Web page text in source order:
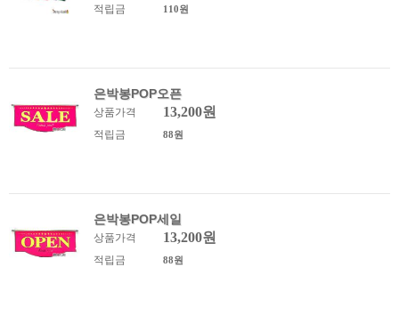
적립금 110원
은박봉POP오픈
상품가격 13,200원
적립금 88원
은박봉POP세일
상품가격 13,200원
적립금 88원